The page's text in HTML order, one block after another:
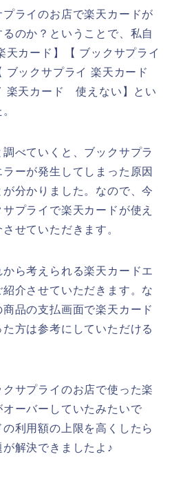
ライのお店で楽天カードが
のか？ということで、私自
天カード】【 ブックサプライ
ックサプライ 楽天カード
楽天カード 使えない】とい
べていくと、ブックサプラ
ーが発生してしまった原因
分かりました。なので、今
プライで楽天カードが使え
せていただきます。
ら考えられる楽天カードエ
介させていただきます。な
品の支払画面で楽天カード
方は参考にしていただける
サプライのお店で使った楽
ーバーしていたみたいで
利用額の上限を高くしたら
解決できましたよ♪